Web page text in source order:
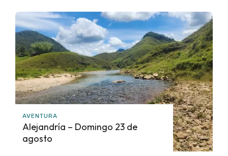
AVENTURA
Alejandría – Domingo 23 de
agosto